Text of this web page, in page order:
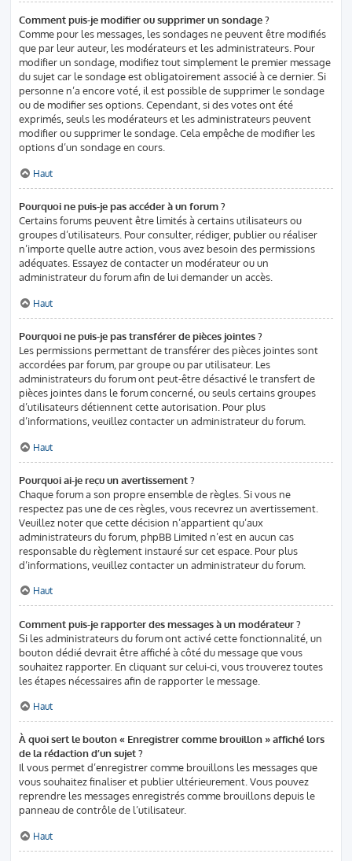
Comment puis-je modifier ou supprimer un sondage ?
Comme pour les messages, les sondages ne peuvent être modifiés
que par leur auteur, les modérateurs et les administrateurs. Pour
modifier un sondage, modifiez tout simplement le premier message
du sujet car le sondage est obligatoirement associé à ce dernier. Si
personne n’a encore voté, il est possible de supprimer le sondage
ou de modifier ses options. Cependant, si des votes ont été
exprimés, seuls les modérateurs et les administrateurs peuvent
modifier ou supprimer le sondage. Cela empêche de modifier les
options d’un sondage en cours.
Haut
Pourquoi ne puis-je pas accéder à un forum ?
Certains forums peuvent être limités à certains utilisateurs ou
groupes d’utilisateurs. Pour consulter, rédiger, publier ou réaliser
n’importe quelle autre action, vous avez besoin des permissions
adéquates. Essayez de contacter un modérateur ou un
administrateur du forum afin de lui demander un accès.
Haut
Pourquoi ne puis-je pas transférer de pièces jointes ?
Les permissions permettant de transférer des pièces jointes sont
accordées par forum, par groupe ou par utilisateur. Les
administrateurs du forum ont peut-être désactivé le transfert de
pièces jointes dans le forum concerné, ou seuls certains groupes
d’utilisateurs détiennent cette autorisation. Pour plus
d’informations, veuillez contacter un administrateur du forum.
Haut
Pourquoi ai-je reçu un avertissement ?
Chaque forum a son propre ensemble de règles. Si vous ne
respectez pas une de ces règles, vous recevrez un avertissement.
Veuillez noter que cette décision n’appartient qu’aux
administrateurs du forum, phpBB Limited n’est en aucun cas
responsable du règlement instauré sur cet espace. Pour plus
d’informations, veuillez contacter un administrateur du forum.
Haut
Comment puis-je rapporter des messages à un modérateur ?
Si les administrateurs du forum ont activé cette fonctionnalité, un
bouton dédié devrait être affiché à côté du message que vous
souhaitez rapporter. En cliquant sur celui-ci, vous trouverez toutes
les étapes nécessaires afin de rapporter le message.
Haut
À quoi sert le bouton « Enregistrer comme brouillon » affiché lors
de la rédaction d’un sujet ?
Il vous permet d’enregistrer comme brouillons les messages que
vous souhaitez finaliser et publier ultérieurement. Vous pouvez
reprendre les messages enregistrés comme brouillons depuis le
panneau de contrôle de l’utilisateur.
Haut